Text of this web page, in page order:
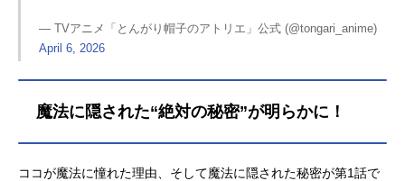
— TVアニメ「とんがり帽子のアトリエ」公式 (@tongari_anime)
April 6, 2026
魔法に隠された“絶対の秘密”が明らかに！
ココが魔法に憧れた理由、そして魔法に隠された秘密が第1話で